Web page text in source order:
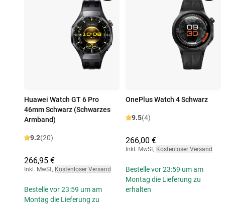
Huawei Watch GT 6 Pro
46mm Schwarz (Schwarzes
Armband)
9.2(20)
266,95 €
Inkl. MwSt, Kostenloser Versand
Bestelle vor 23:59 um am
Montag die Lieferung zu
OnePlus Watch 4 Schwarz
9.5(4)
266,00 €
Inkl. MwSt, Kostenloser Versand
Bestelle vor 23:59 um am
Montag die Lieferung zu
erhalten